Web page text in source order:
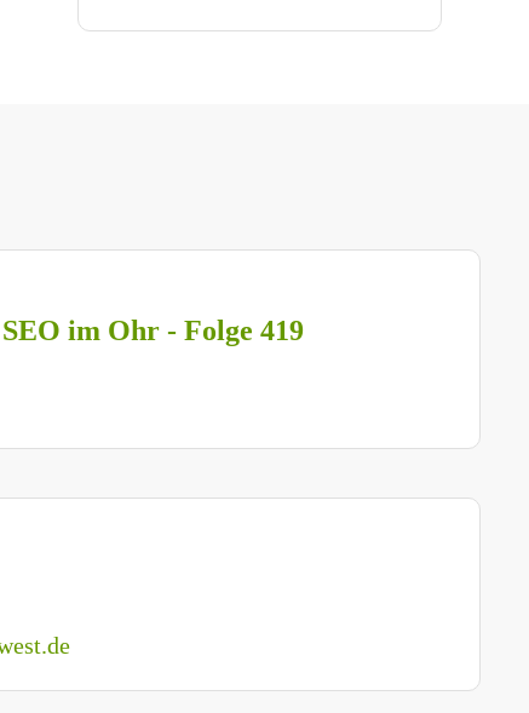
im Ohr - Folge 419